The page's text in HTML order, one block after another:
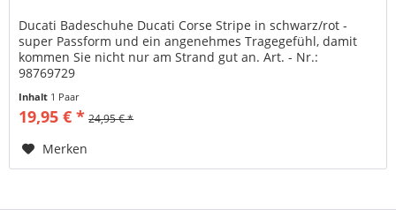
Ducati Badeschuhe Ducati Corse Stripe in schwarz/rot -
super Passform und ein angenehmes Tragegefühl, damit
kommen Sie nicht nur am Strand gut an. Art. - Nr.:
98769729
Inhalt 1 Paar
19,95 € * 24,95 € *
Merken